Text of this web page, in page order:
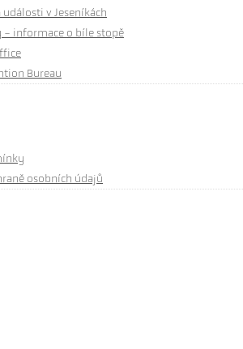
události v Jeseníkách
- informace o bíle stopě
Bureau
osobních údajů